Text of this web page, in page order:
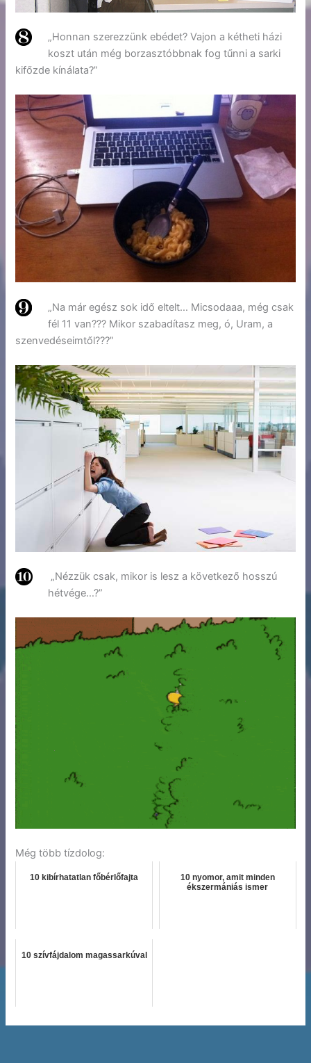
„Honnan szerezzünk ebédet? Vajon a kétheti házi
koszt után még borzasztóbbnak fog tűnni a sarki
kifőzde kínálata?”
„Na már egész sok idő eltelt… Micsodaaa, még csak
fél 11 van??? Mikor szabadítasz meg, ó, Uram, a
szenvedéseimtől???”
„Nézzük csak, mikor is lesz a következő hosszú
hétvége…?”
Még több tízdolog:
10 kibírhatatlan főbérlőfajta
10 nyomor, amit minden
ékszermániás ismer
10 szívfájdalom magassarkúval